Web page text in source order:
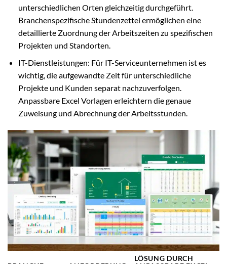
unterschiedlichen Orten gleichzeitig durchgeführt.
Branchenspezifische Stundenzettel ermöglichen eine
detaillierte Zuordnung der Arbeitszeiten zu spezifischen
Projekten und Standorten.
IT-Dienstleistungen: Für IT-Serviceunternehmen ist es
wichtig, die aufgewandte Zeit für unterschiedliche
Projekte und Kunden separat nachzuverfolgen.
Anpassbare Excel Vorlagen erleichtern die genaue
Zuweisung und Abrechnung der Arbeitsstunden.
LÖSUNG DURCH